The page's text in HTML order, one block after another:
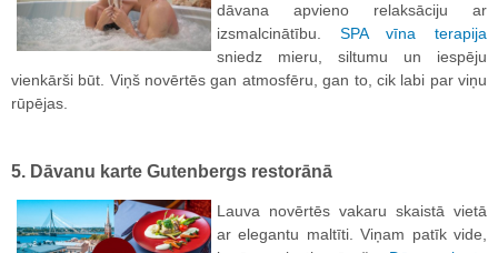
dāvana apvieno relaksāciju ar
izsmalcinātību. SPA vīna terapija
sniedz mieru, siltumu un iespēju
vienkārši būt. Viņš novērtēs gan atmosfēru, gan to, cik labi par viņu
rūpējas.
5. Dāvanu karte Gutenbergs restorānā
Lauva novērtēs vakaru skaistā vietā
ar elegantu maltīti. Viņam patīk vide,